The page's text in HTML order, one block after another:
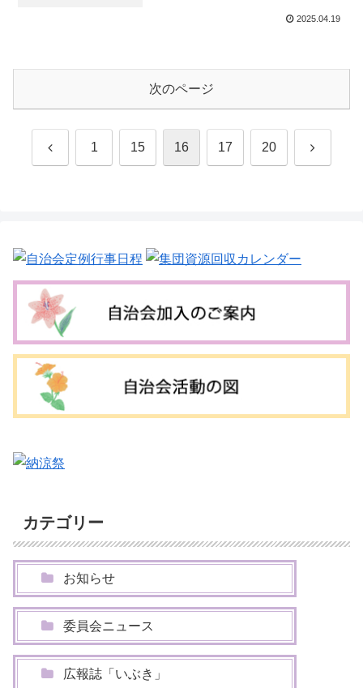
2025.04.19
次のページ
前 1 15 16 17 20 次
カテゴリー
お知らせ
委員会ニュース
広報誌「いぶき」